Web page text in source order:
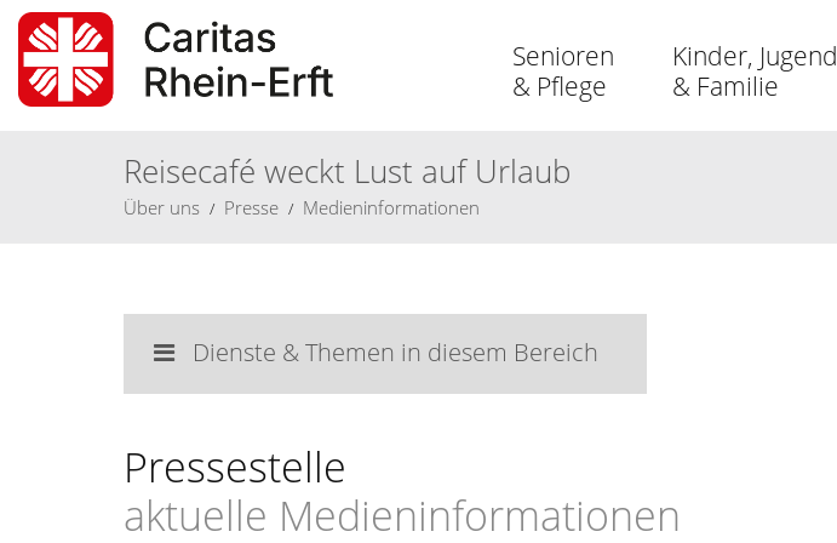
Senioren
& Pflege
Kinder, Jugend
& Familie
Reisecafé weckt Lust auf Urlaub
Über uns Presse Medieninformationen
Dienste & Themen in diesem Bereich
Pressestelle
aktuelle Medieninformationen